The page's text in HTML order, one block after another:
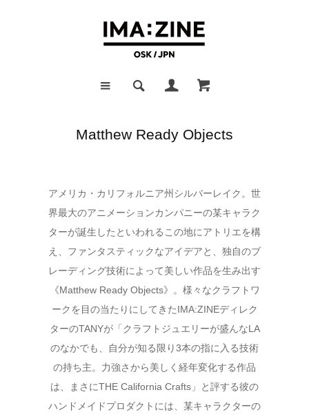
Matthew Ready Objects
アメリカ・カリフォルニア州シルバーレイク。世
界最大のアニメーションカンパニーの某キャラク
ターが誕生したといわれるこの地にアトリエを構
え、ファンタスティックなアイデアと、独自のブ
レーディング技術によって美しい作品を生み出す
《Matthew Ready Objects》。様々なクラフトワ
ークを目の当たりにしてきたIMA:ZINEディレク
ターのTANYが「クラフトジュエリーが盛んなLA
のなかでも、自分が知る限り3本の指に入る技術
の持ち主。力強さから美しく経年変化する作品
は、まさにTHE California Crafts」と評する彼の
ハンドメイドプロダクトには、某キャラクターの